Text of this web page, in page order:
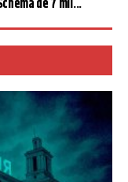
de 7 mil...